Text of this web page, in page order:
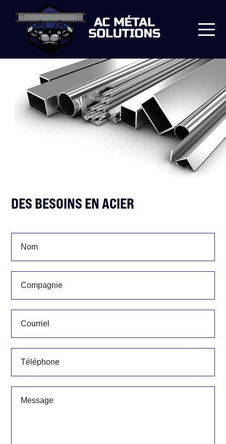
DES BESOINS EN ACIER